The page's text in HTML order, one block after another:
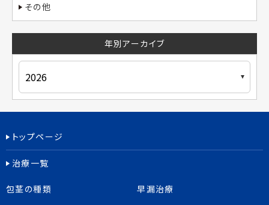
その他
年別アーカイブ
トップページ
治療一覧
包茎の種類 早漏治療